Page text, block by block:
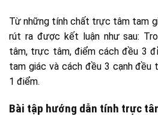
Từ những tính chất trực tâm tam
rút ra được kết luận như sau:
tâm, trực tâm, điểm cách đều 3
tam giác và cách đều 3 cạnh đều
1 điểm.
Bài tập hướng dẫn tính trực